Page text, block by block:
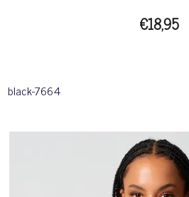
€18,95
black-7664